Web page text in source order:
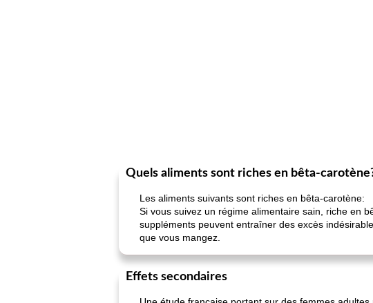
Quels aliments sont riches en bêta-
Les aliments suivants sont riches en bêta-carotène:
Si vous suivez un régime alimentaire sain, riche en
suppléments peuvent entraîner des excès
que vous mangez.
Effets secondaires